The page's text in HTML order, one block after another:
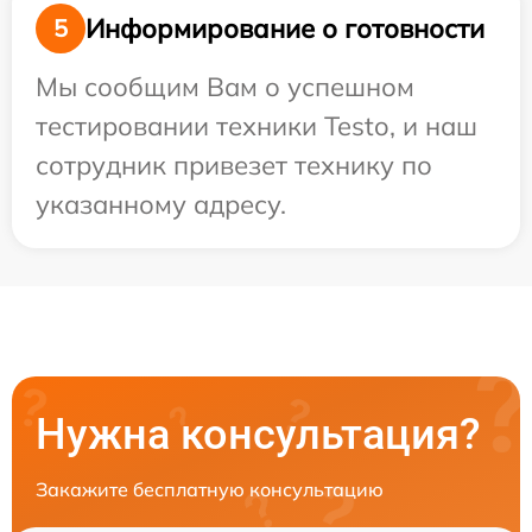
5
Информирование о готовности
Мы сообщим Вам о успешном
тестировании техники Testo, и наш
сотрудник привезет технику по
указанному адресу.
Нужна консультация?
Закажите бесплатную консультацию